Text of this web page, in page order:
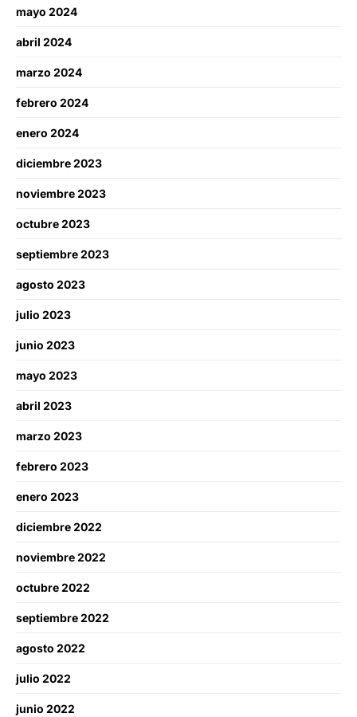
mayo 2024
abril 2024
marzo 2024
febrero 2024
enero 2024
diciembre 2023
noviembre 2023
octubre 2023
septiembre 2023
agosto 2023
julio 2023
junio 2023
mayo 2023
abril 2023
marzo 2023
febrero 2023
enero 2023
diciembre 2022
noviembre 2022
octubre 2022
septiembre 2022
agosto 2022
julio 2022
junio 2022